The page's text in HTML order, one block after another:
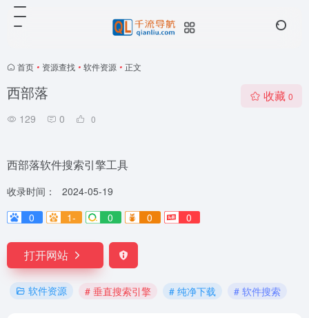
首页 • 资源查找 • 软件资源 • 正文
西部落
129 0 0
收藏 0
西部落软件搜索引擎工具
收录时间：
2024-05-19
0
1- 0 0 0
打开网站
软件资源 # 垂直搜索引擎 # 纯净下载 # 软件搜索